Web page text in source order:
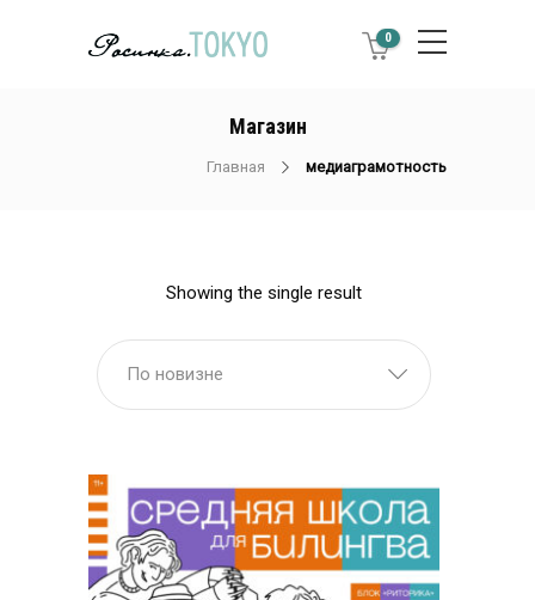
0
Магазин
Главная медиаграмотность
Showing the single result
По новизне